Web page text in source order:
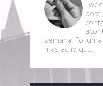
post
semana. Foi
mas acho qu...